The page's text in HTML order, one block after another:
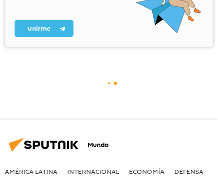
Unirme
Mundo
AMÉRICA LATINA INTERNACIONAL ECONOMÍA DEFENSA